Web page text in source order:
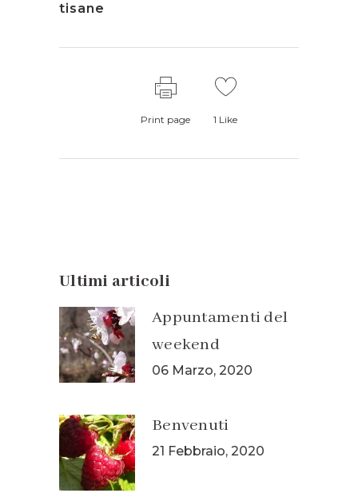
tisane
Print page 1 Like
Ultimi articoli
Appuntamenti del
weekend
06 Marzo, 2020
Benvenuti
21 Febbraio, 2020